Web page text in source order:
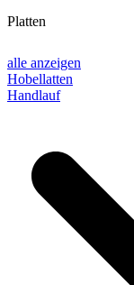
alle anzeigen
Hobellatten
Handlauf
Platten